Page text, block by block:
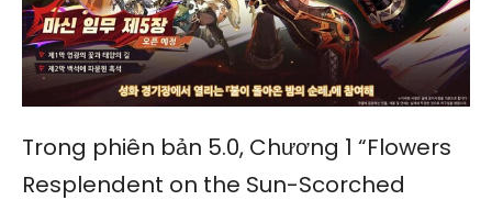
Trong phiên bản 5.0, Chương 1 “Flowers
Resplendent on the Sun-Scorched